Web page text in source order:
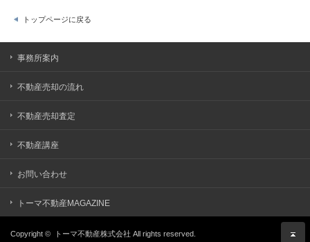
トップページに戻る
事務所案内
不動産売却の流れ
不動産売却査定
不動産講座
お問い合わせ
トーマ不動産MAGAZINE
Copyright © トーマ不動産株式会社 All rights reserved.